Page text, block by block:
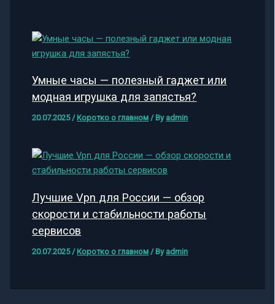
Умные часы — полезный гаджет или
модная игрушка для запястья?
20.07.2025 / Коротко о главном / By admin
Лучшие Vpn для России — обзор
скорости и стабильности работы
сервисов
20.07.2025 /Коротко о главном / By admin